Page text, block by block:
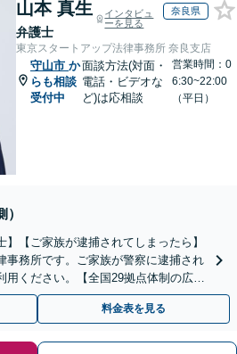
山本 真生
弁護士
インタビュ
ーを見る
奈良県
東京スタートアップ法律事務所 奈良支店
守山市 か
らも相談
受付中
面談方法(対面・
電話・ビデオな
ど)は応相談
営業時間：0
6:30~22:00
（平日）
】【ご家族が逮捕されてしまったら】
事務所です。ご家族が警察に逮捕され
用ください。【全国29拠点体制の広域
電話相談可(予約制)】
料金表を見る